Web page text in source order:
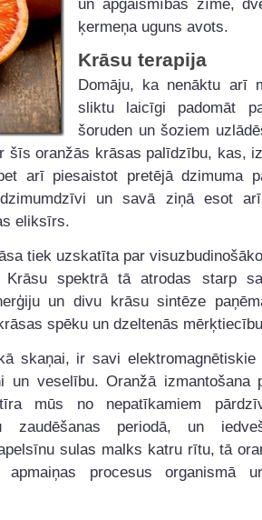
un apgaismības zīme,
ķermeņa uguns avots.
Krāsu terapija
Domāju, ka nenāktu arī
sliktu laicīgi padomāt
šoruden un šoziem
šīs oranžās krāsas palīdzību, kas,
arī piesaistot pretējā dzimuma
un savā ziņā esot
eliksīrs.
tiek uzskatīta par
Krāsu spektrā tā atrodas starp
un divu krāsu sintēze
spēku un dzeltenās
skaņai, ir savi
un veselību. Oranžā izmantošana
mūs no nepatīkamiem
zaudēšanas periodā, un
sulas malks katru rītu, tā
apmaiņas procesus organismā